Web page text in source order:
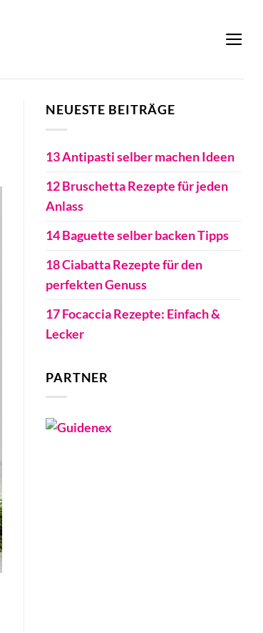
NEUESTE BEITRÄGE
13 Antipasti selber machen Ideen
12 Bruschetta Rezepte für jeden
Anlass
14 Baguette selber backen Tipps
18 Ciabatta Rezepte für den
perfekten Genuss
17 Focaccia Rezepte: Einfach &
Lecker
PARTNER